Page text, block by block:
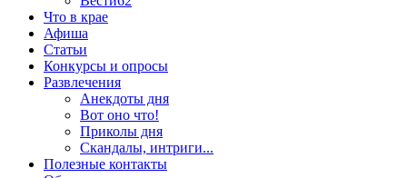
Что в крае
Афиша
Статьи
Конкурсы и опросы
Развлечения
Анекдоты дня
Вот оно что!
Приколы дня
Скандалы, интриги...
Полезные контакты